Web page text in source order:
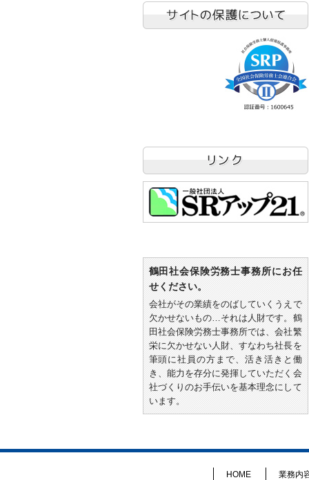
鶴田社会保険労務士事務所にお任
せください。
会社がその業績をのばしていくうえで
欠かせないもの…それは人財です。鶴
田社会保険労務士事務所では、会社繁
栄に欠かせない人財、すなわち社長を
筆頭に社員の方まで、活き活きと働
き、能力を存分に発揮していただく会
社づくりのお手伝いを基本理念にして
います。
HOME 業務内